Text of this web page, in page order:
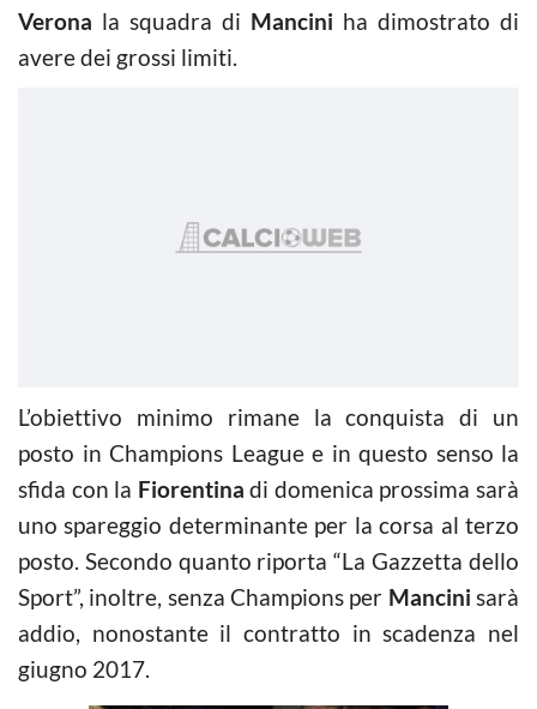
Verona la squadra di Mancini ha dimostrato di
avere dei grossi limiti.
L’obiettivo minimo rimane la conquista di un
posto in Champions League e in questo senso la
sfida con la Fiorentina di domenica prossima sarà
uno spareggio determinante per la corsa al terzo
posto. Secondo quanto riporta “La Gazzetta dello
Sport”, inoltre, senza Champions per Mancini sarà
addio, nonostante il contratto in scadenza nel
giugno 2017.